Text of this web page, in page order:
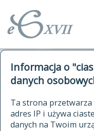
Informacja o
danych
Ta strona
adres IP i używa
danych na Twoim
autorzy Słownika
historia
publikacje
źródła
kwerendy
jak cytować Słownik